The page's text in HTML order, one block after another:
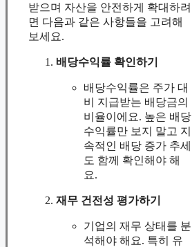
받으며 자산을 안전하게 확대하려
면 다음과 같은 사항들을 고려해
보세요.
배당수익률 확인하기
배당수익률은 주가 대
비 지급받는 배당금의
비율이에요. 높은 배당
수익률만 보지 말고 지
속적인 배당 증가 추세
도 함께 확인해야 해
요.
재무 건전성 평가하기
기업의 재무 상태를 분
석해야 해요. 특히 유